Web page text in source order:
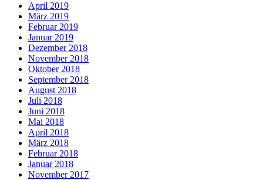
April 2019
März 2019
Februar 2019
Januar 2019
Dezember 2018
November 2018
Oktober 2018
September 2018
August 2018
Juli 2018
Juni 2018
Mai 2018
April 2018
März 2018
Februar 2018
Januar 2018
November 2017